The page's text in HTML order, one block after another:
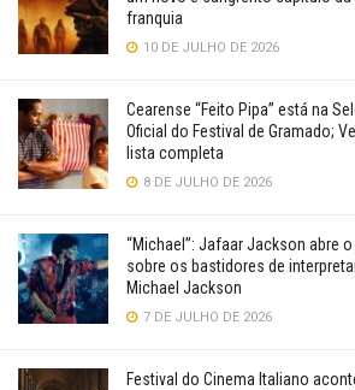
franquia
10 DE JULHO DE 2026
Cearense “Feito Pipa” está na
Oficial do Festival de Gramado;
lista completa
8 DE JULHO DE 2026
“Michael”: Jafaar Jackson abre
sobre os bastidores de
Michael Jackson
7 DE JULHO DE 2026
Festival do Cinema Italiano